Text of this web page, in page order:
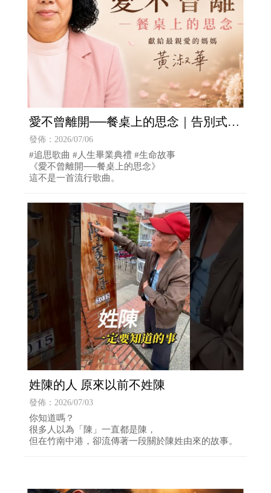
愛不曾離開──餐桌上的思念｜告別式｜
母親追思歌曲｜專屬家歌｜天擇生命
發佈：2026/07/06
#追思歌曲 #人生畢業典禮 #生命故事
《愛不曾離開──餐桌上的思念》
這不是一首流行歌曲。
姓陳的人 原來以前不姓陳
發佈：2026/07/03
你知道嗎？
很多人以為「陳」一直都是陳，
但在竹南中港，卻流傳著一段關於陳姓由來的故事。